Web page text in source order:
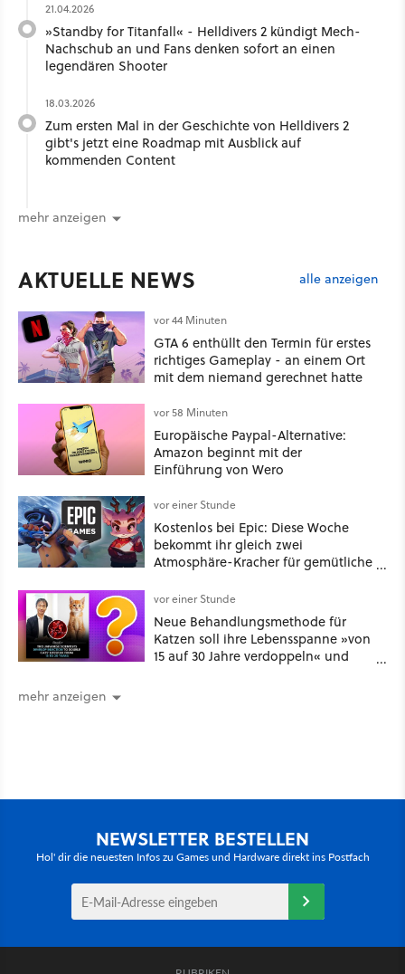
21.04.2026
»Standby for Titanfall« - Helldivers 2 kündigt Mech-
Nachschub an und Fans denken sofort an einen
legendären Shooter
18.03.2026
Zum ersten Mal in der Geschichte von Helldivers 2
gibt's jetzt eine Roadmap mit Ausblick auf
kommenden Content
mehr anzeigen
AKTUELLE NEWS alle anzeigen
vor 44 Minuten
GTA 6 enthüllt den Termin für erstes
richtiges Gameplay - an einem Ort
mit dem niemand gerechnet hatte
vor 58 Minuten
Europäische Paypal-Alternative:
Amazon beginnt mit der
Einführung von Wero
vor einer Stunde
Kostenlos bei Epic: Diese Woche
bekommt ihr gleich zwei
Atmosphäre-Kracher für gemütliche
vor einer Stunde
Neue Behandlungsmethode für
Katzen soll ihre Lebensspanne »von
15 auf 30 Jahre verdoppeln« und
mehr anzeigen
NEWSLETTER BESTELLEN
Hol' dir die neuesten Infos zu Games und Hardware direkt ins Postfach